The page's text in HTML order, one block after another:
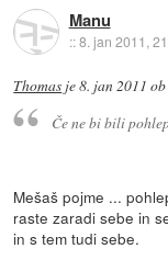
Manu
::8. jan 2011,
Thomas je8. jan 2011
Če ne bi bili
Mešaš pojme ...
raste zaradi sebe in
in s tem tudi sebe.